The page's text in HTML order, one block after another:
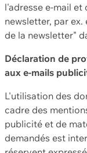
l'adresse e-mail
newsletter, par
de la newsletter"
Déclaration de
aux e-mails
L'utilisation des
cadre des
publicité et de
demandés est